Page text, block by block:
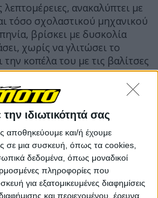
ιδιωτικότητά σας
αποθηκεύουμε και/ή έχουμε
σε μια συσκευή, όπως τα cookies,
δεδομένα, όπως μοναδικοί
πληροφορίες που
για εξατομικευμένες διαφημίσεις
και περιεχομένου, έρευνα
ανακαλύπτει με
τόσο σχολαστικού μηχανικού
βρίσκει με δυσκολία
χωρίς να γλιτώσει το
κοπέλα του με τις βαλίτσες
έχει πιάσει το βράδυ. Όλος
νόημα για ένα και μόνο λόγο,
το σοκ της επόμενης μέρας.
έχοντας περάσει το πιο
στις «δεν έχεις τίποτα να
Ευρώπης. Έχει βραχεί,
ταλαιπωρηθεί αρκετά, αλλά
όλα αυτά με ένα εξάωρο